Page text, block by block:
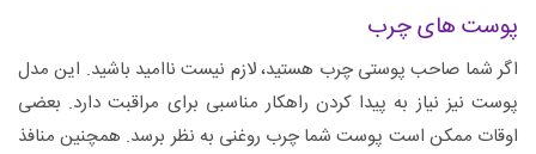
پوست های چرب
اگر شما صاحب پوستی چرب هستید، لازم نیست ناامید باشید. این مدل
پوست نیز نیاز به پیدا کردن راهکار مناسبی برای مراقبت دارد. بعضی
اوقات ممکن است پوست شما چرب روغنی به نظر برسد. همچنین منافذ